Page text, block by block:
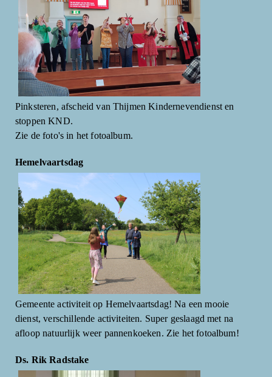
Pinksteren, afscheid van Thijmen Kindernevendienst en
stoppen KND.
Zie de foto's in het fotoalbum.
Hemelvaartsdag
Gemeente activiteit op Hemelvaartsdag! Na een mooie
dienst, verschillende activiteiten. Super geslaagd met na
afloop natuurlijk weer pannenkoeken. Zie het fotoalbum!
Ds. Rik Radstake